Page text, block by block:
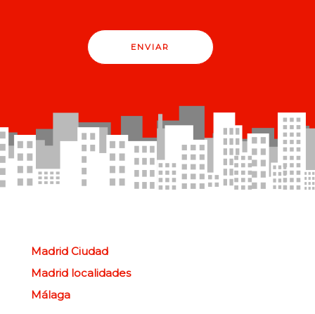
ENVIAR
Madrid Ciudad
Madrid localidades
Málaga